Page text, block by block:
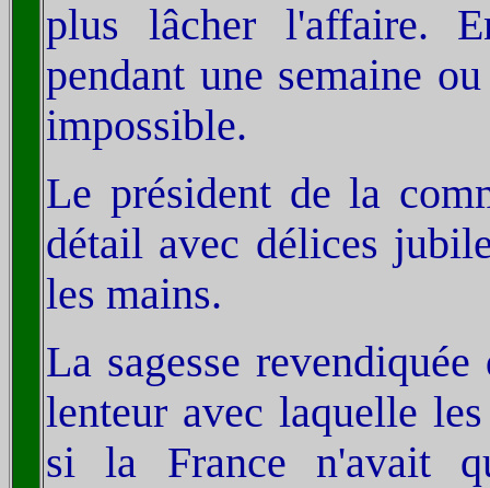
plus lâcher l'affaire.
pendant une semaine
impossible.
Le président de la
détail avec délices
les mains.
La sagesse
lenteur avec laquelle
si la France n'avait